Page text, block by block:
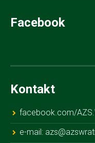
Facebook
Kontakt
facebook.com/
e-mail: